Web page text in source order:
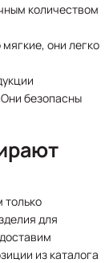
количеством
они легко
безопасны
только
для
из каталога